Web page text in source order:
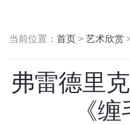
当前位置： 首页 > 艺术欣赏
弗雷德里
《缠